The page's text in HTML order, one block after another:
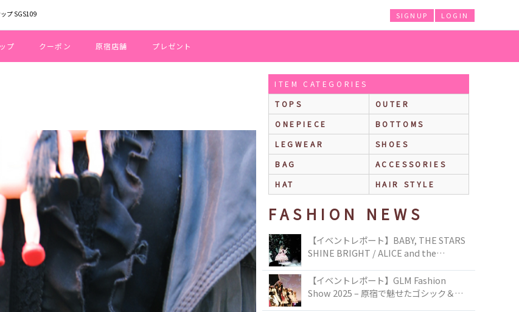
プ SGS109 LOGIN
SIGNUP
プ クーポン 原宿店舗 プレゼント
ITEM CATEGORIES
TOPS
OUTER
ONEPIECE
BOTTOMS
LEGWEAR
SHOES
BAG
ACCESSORIES
HAT
HAIR STYLE
FASHION NEWS
【イベントレポート】BABY, THE STARS
SHINE BRIGHT / ALICE and the
TOKYO
【イベントレポート】GLM Fashion
Show 2025 – 原宿で魅せたゴシック＆ロ